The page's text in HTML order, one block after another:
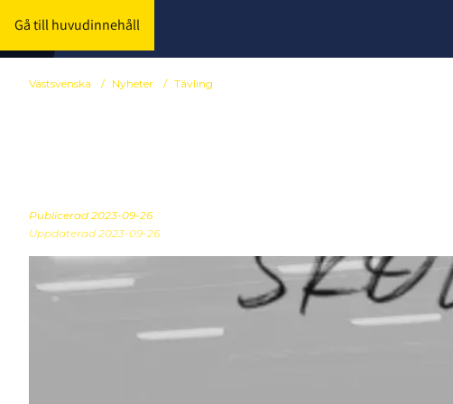
Gå till huvudinnehåll
Västsvenska / Nyheter / Tävling
Publicerad 2023-09-26
Uppdaterad 2023-09-26